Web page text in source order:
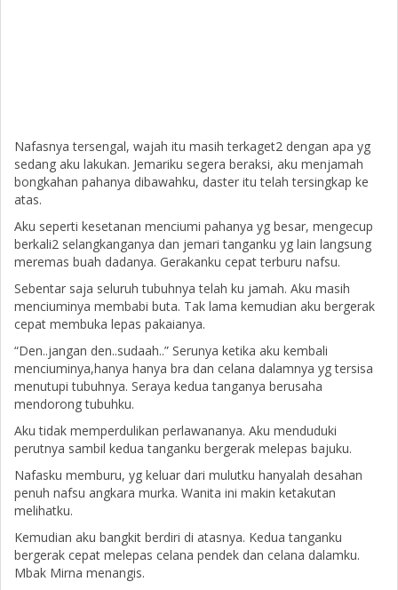
Nafasnya tersengal, wajah itu masih terkaget2 dengan apa yg
sedang aku lakukan. Jemariku segera beraksi, aku menjamah
bongkahan pahanya dibawahku, daster itu telah tersingkap ke
atas.
Aku seperti kesetanan menciumi pahanya yg besar, mengecup
berkali2 selangkanganya dan jemari tanganku yg lain langsung
meremas buah dadanya. Gerakanku cepat terburu nafsu.
Sebentar saja seluruh tubuhnya telah ku jamah. Aku masih
menciuminya membabi buta. Tak lama kemudian aku bergerak
cepat membuka lepas pakaianya.
“Den..jangan den..sudaah..” Serunya ketika aku kembali
menciuminya,hanya hanya bra dan celana dalamnya yg tersisa
menutupi tubuhnya. Seraya kedua tanganya berusaha
mendorong tubuhku.
Aku tidak memperdulikan perlawananya. Aku menduduki
perutnya sambil kedua tanganku bergerak melepas bajuku.
Nafasku memburu, yg keluar dari mulutku hanyalah desahan
penuh nafsu angkara murka. Wanita ini makin ketakutan
melihatku.
Kemudian aku bangkit berdiri di atasnya. Kedua tanganku
bergerak cepat melepas celana pendek dan celana dalamku.
Mbak Mirna menangis.